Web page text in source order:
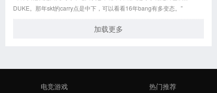
DUKE。那年skt的carry点是中下，可以看看16年bang有多变态。”
加载更多
电竞游戏 热门推荐